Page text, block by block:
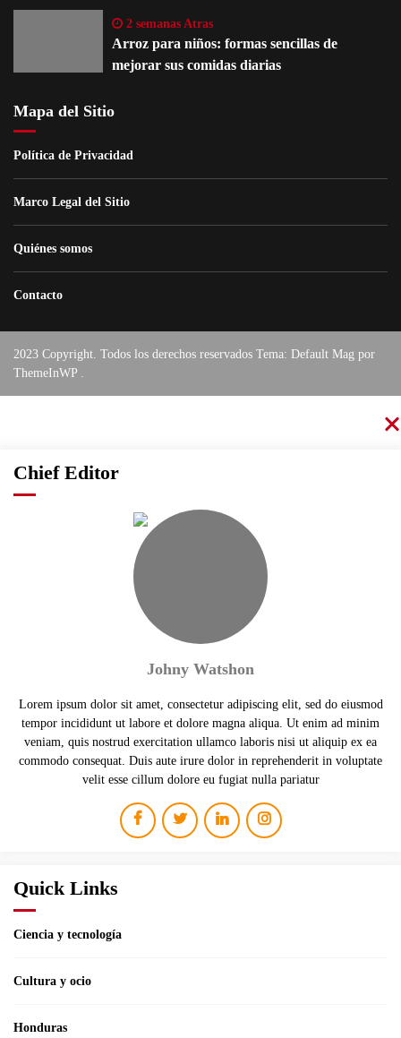
2 semanas Atras
Arroz para niños: formas sencillas de
mejorar sus comidas diarias
Mapa del Sitio
Política de Privacidad
Marco Legal del Sitio
Quiénes somos
Contacto
2023 Copyright. Todos los derechos reservados Tema: Default Mag por
ThemeInWP
Chief Editor
Johny Watshon
Lorem ipsum dolor sit amet, consectetur adipiscing elit, sed do eiusmod
tempor incididunt ut labore et dolore magna aliqua. Ut enim ad minim
veniam, quis nostrud exercitation ullamco laboris nisi ut aliquip ex ea
commodo consequat. Duis aute irure dolor in reprehenderit in voluptate
velit esse cillum dolore eu fugiat nulla pariatur
Quick Links
Ciencia y tecnología
Cultura y ocio
Honduras